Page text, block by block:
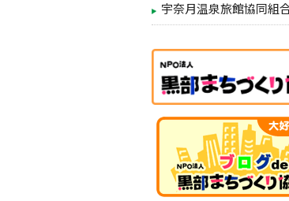
宇奈月温泉旅館協同組